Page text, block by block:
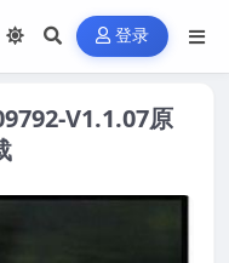
登录
V1.1.07原